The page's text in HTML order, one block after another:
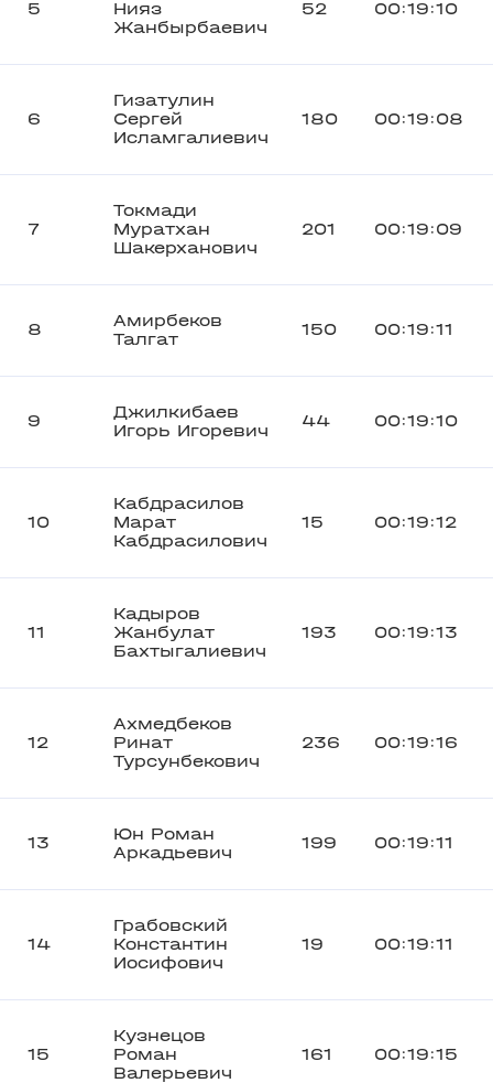
5
Нияз
Жанбырбаевич
52 00:19:10
6
Гизатулин
Сергей
Исламгалиевич
180 00:19:08
7
Токмади
Муратхан
Шакерханович
201 00:19:09
8
Амирбеков
Талгат
150 00:19:11
9
Джилкибаев
Игорь Игоревич
44 00:19:10
10
Кабдрасилов
Марат
Кабдрасилович
15 00:19:12
11
Кадыров
Жанбулат
Бахтыгалиевич
193 00:19:13
12
Ахмедбеков
Ринат
Турсунбекович
236 00:19:16
13
Юн Роман
Аркадьевич
199 00:19:11
14
Грабовский
Константин
Иосифович
19 00:19:11
15
Кузнецов
Роман
Валерьевич
161 00:19:15